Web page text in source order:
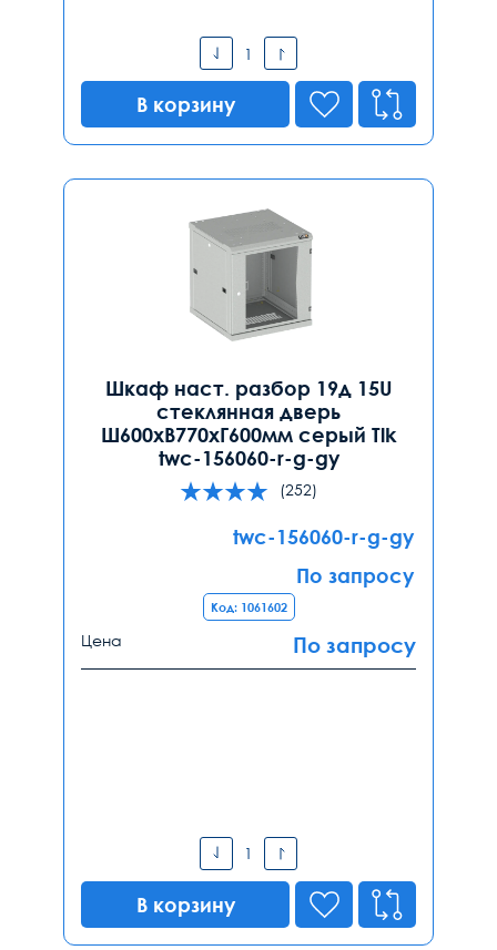
В корзину
Шкаф наст. разбор 19д 15U
стеклянная дверь
Ш600хВ770хГ600мм серый Tlk
twc-156060-r-g-gy
(252)
twc-156060-r-g-gy
По запросу
Код: 1061602
Цена По запросу
В корзину